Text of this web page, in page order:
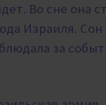
Во сне она
Израиля.
за